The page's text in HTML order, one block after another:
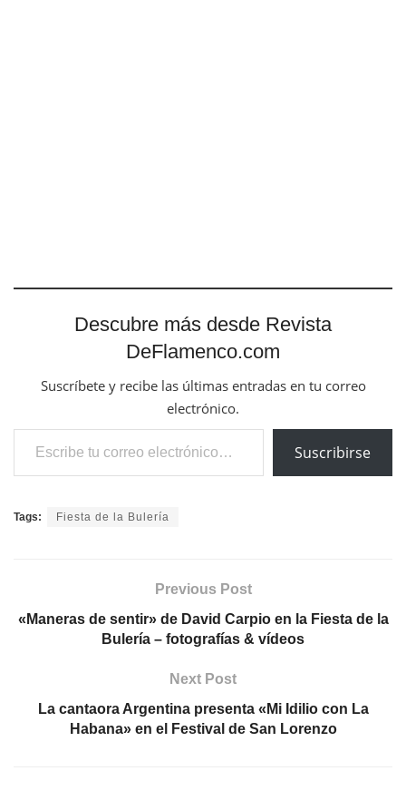
Descubre más desde Revista
DeFlamenco.com
Suscríbete y recibe las últimas entradas en tu correo
electrónico.
Escribe tu correo electrónico…
Suscribirse
Tags: Fiesta de la Bulería
Previous Post
«Maneras de sentir» de David Carpio en la Fiesta de la
Bulería – fotografías & vídeos
Next Post
La cantaora Argentina presenta «Mi Idilio con La
Habana» en el Festival de San Lorenzo